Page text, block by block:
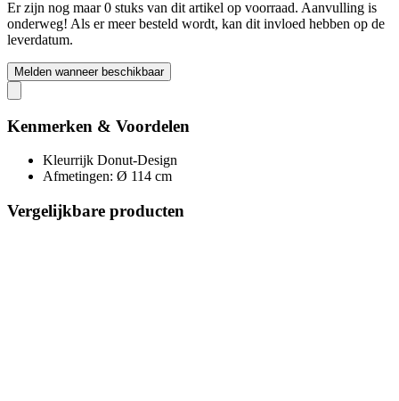
Er zijn nog maar 0 stuks van dit artikel op voorraad. Aanvulling is
onderweg! Als er meer besteld wordt, kan dit invloed hebben op de
leverdatum.
Melden wanneer beschikbaar
Kenmerken & Voordelen
Kleurrijk Donut-Design
Afmetingen: Ø 114 cm
Vergelijkbare producten